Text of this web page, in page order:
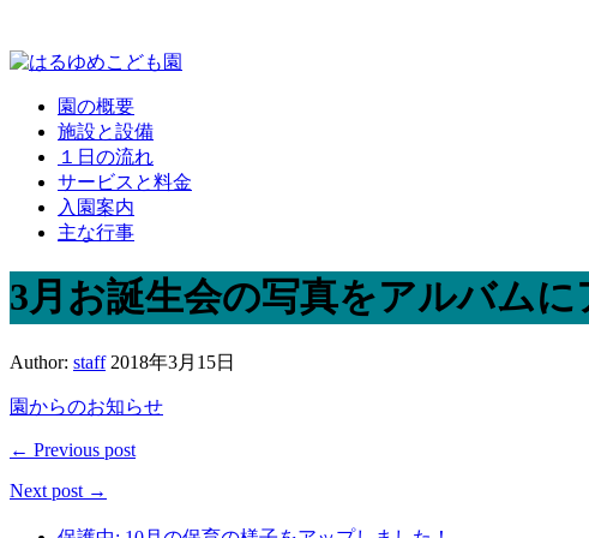
園の概要
施設と設備
１日の流れ
サービスと料金
入園案内
主な行事
3月お誕生会の写真をアルバムに
Author: staff 2018年3月15日
園からのお知らせ
← Previous post
Next post →